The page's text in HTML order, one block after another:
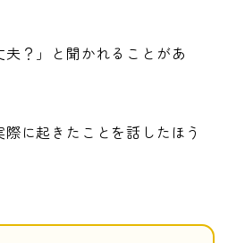
夫？」と聞かれることがあ
に起きたことを話したほう